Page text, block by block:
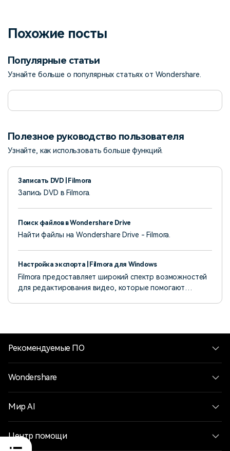
Похожие посты
Популярные статьи
Узнайте больше о популярных статьях от Wondershare.
Полезное руководство пользователя
Узнайте, как использовать больше функций.
Записать DVD | Filmora
Запись DVD в Filmora.
Поиск файлов в Wondershare Drive
Найти файлы на Wondershare Drive - Filmora.
Настройка экспорта | Filmora для Windows
Filmora предоставляет широкий спектр возможностей
для редактирования видео, которые помогают
Рекомендуемые ПО
Wondershare
Мир AI
Центр помощи